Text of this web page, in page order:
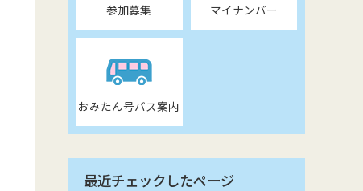
参加募集 マイナンバー
おみたん号バス案内
最近チェックしたページ